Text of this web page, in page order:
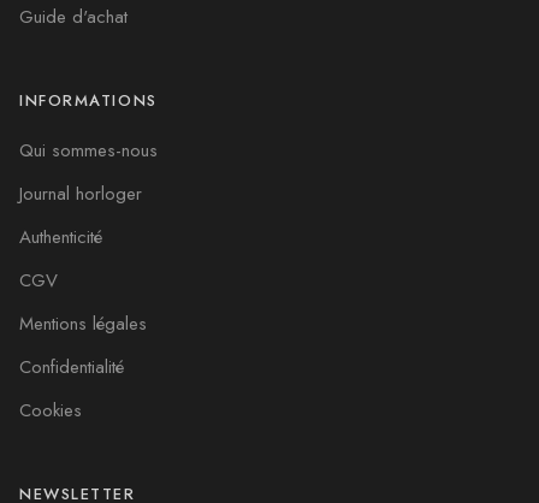
Guide d'achat
INFORMATIONS
Qui sommes-nous
Journal horloger
Authenticité
CGV
Mentions légales
Confidentialité
Cookies
NEWSLETTER